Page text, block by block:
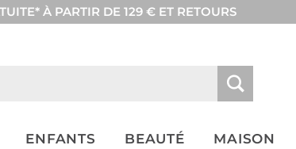
À PARTIR DE 129 € ET RETOURS
ENFANTS BEAUTÉ MAISON